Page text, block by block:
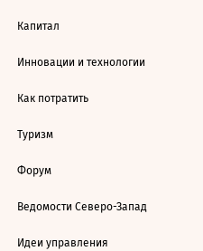
Капитал
Инновации и технологии
Как потратить
Туризм
Форум
Ведомости Северо-Запад
Идеи управления